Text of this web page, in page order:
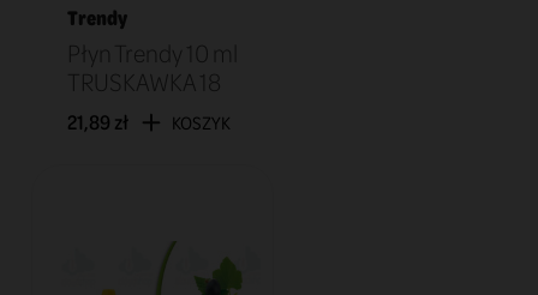
Trendy
Płyn Trendy 10 ml
TRUSKAWKA 18
21,89 zł KOSZYK